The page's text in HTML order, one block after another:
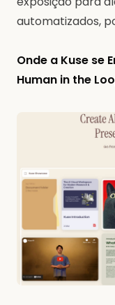
automatizados,
Onde a Kuse se
Human in the